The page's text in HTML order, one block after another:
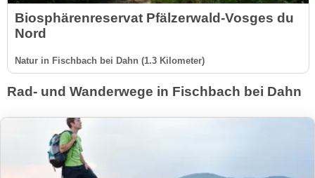
Biosphärenreservat Pfälzerwald-Vosges du
Nord
Natur in Fischbach bei Dahn (1.3 Kilometer)
Rad- und Wanderwege in Fischbach bei Dahn